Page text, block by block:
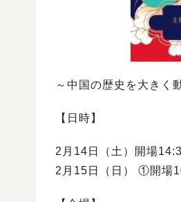
～中国の歴史を大きく
【日時】
2月14日（土）開場
2月15日（日） ①開場